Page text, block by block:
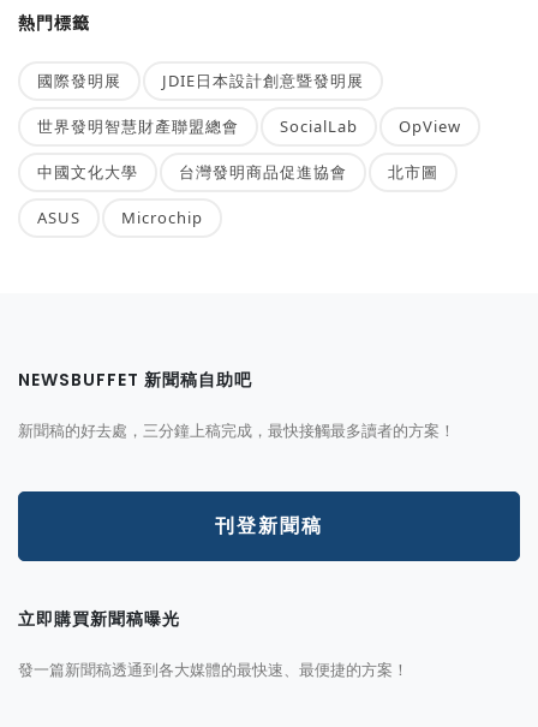
熱門標籤
國際發明展 JDIE日本設計創意暨發明展
世界發明智慧財產聯盟總會 SocialLab OpView
中國文化大學 台灣發明商品促進協會 北市圖
ASUS Microchip
NEWSBUFFET 新聞稿自助吧
新聞稿的好去處，三分鐘上稿完成，最快接觸最多讀者的方案！
刊登新聞稿
立即購買新聞稿曝光
發一篇新聞稿透通到各大媒體的最快速、最便捷的方案！